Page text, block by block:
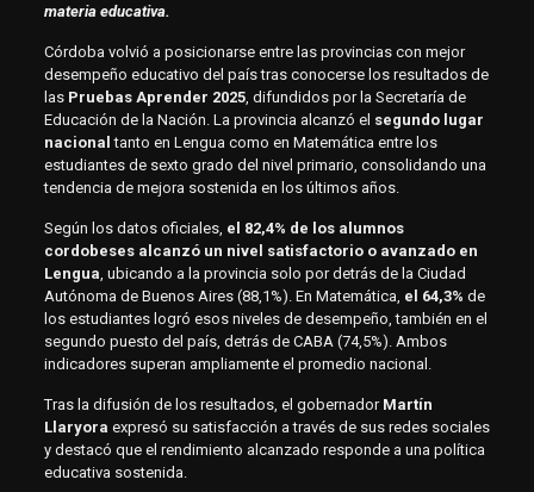
materia educativa.
Córdoba volvió a posicionarse entre las provincias con mejor
desempeño educativo del país tras conocerse los resultados de
las Pruebas Aprender 2025, difundidos por la Secretaría de
Educación de la Nación. La provincia alcanzó el segundo lugar
nacional tanto en Lengua como en Matemática entre los
estudiantes de sexto grado del nivel primario, consolidando una
tendencia de mejora sostenida en los últimos años.
Según los datos oficiales, el 82,4% de los alumnos
cordobeses alcanzó un nivel satisfactorio o avanzado en
Lengua, ubicando a la provincia solo por detrás de la Ciudad
Autónoma de Buenos Aires (88,1%). En Matemática, el 64,3% de
los estudiantes logró esos niveles de desempeño, también en el
segundo puesto del país, detrás de CABA (74,5%). Ambos
indicadores superan ampliamente el promedio nacional.
Tras la difusión de los resultados, el gobernador Martín
Llaryora expresó su satisfacción a través de sus redes sociales
y destacó que el rendimiento alcanzado responde a una política
educativa sostenida.